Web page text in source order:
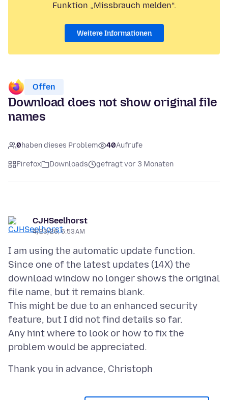
Funktion „Missbrauch melden“.
Weitere Informationen
Offen
Download does not show original file
names
0haben dieses Problem 40Aufrufe
Firefox Downloads gefragt vor 3 Monaten
CJHSeelhorst
4/23/26, 6:53 AM
I am using the automatic update function.
Since one of the latest updates (14X) the
download window no longer shows the original
file name, but it remains blank.
This might be due to an enhanced security
feature, but I did not find details so far.
Any hint where to look or how to fix the